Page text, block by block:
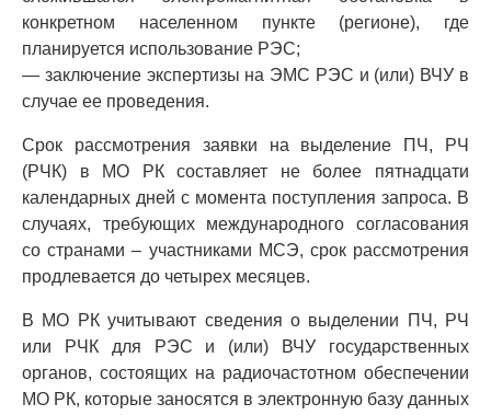
конкретном населенном пункте (регионе), где
планируется использование РЭС;
— заключение экспертизы на ЭМС РЭС и (или) ВЧУ в
случае ее проведения.
Срок рассмотрения заявки на выделение ПЧ, РЧ
(РЧК) в МО РК составляет не более пятнадцати
календарных дней с момента поступления запроса. В
случаях, требующих международного согласования
со странами – участниками МСЭ, срок рассмотрения
продлевается до четырех месяцев.
В МО РК учитывают сведения о выделении ПЧ, РЧ
или РЧК для РЭС и (или) ВЧУ государственных
органов, состоящих на радиочастотном обеспечении
МО РК, которые заносятся в электронную базу данных